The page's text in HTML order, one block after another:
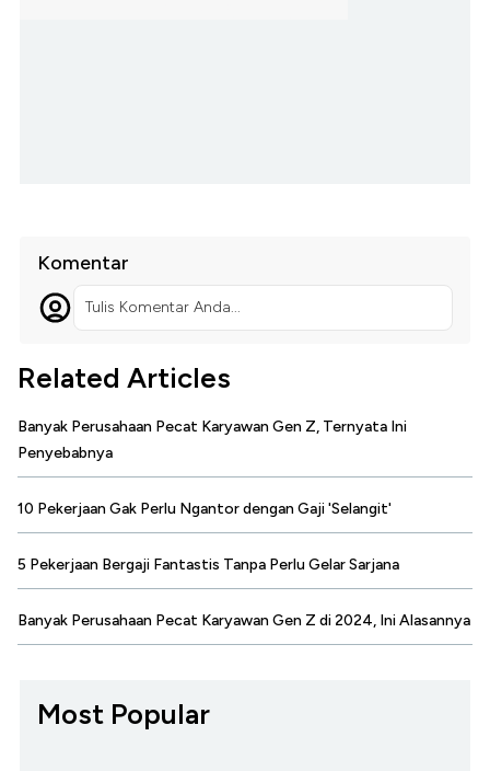
Komentar
Tulis Komentar Anda...
Related Articles
Banyak Perusahaan Pecat Karyawan Gen Z, Ternyata Ini
Penyebabnya
10 Pekerjaan Gak Perlu Ngantor dengan Gaji 'Selangit'
5 Pekerjaan Bergaji Fantastis Tanpa Perlu Gelar Sarjana
Banyak Perusahaan Pecat Karyawan Gen Z di 2024, Ini Alasannya
Most Popular